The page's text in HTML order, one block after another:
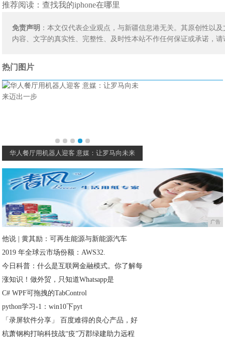
推荐阅读：查找我的iphone在哪里
免责声明 ：本文仅代表企业观点，与新疆信息港无关。其原创性以
内容、文字的真实性、完整性、及时性本站不作任何保证或承诺，
热门图片
华人餐厅用机器人迎客 意媒：让罗马向未来
广告
他说 | 黄其励：可再生能源与新能源汽车
2019 年全球云市场份额：AWS32.
今日科普：什么是互联网金融模式。你了解每
涨知识！做外贸，只知道Whatsapp是
C# WPF可拖拽的TabControl
python学习-1：win10下pyt
「录屏软件分享」 百度难得的良心产品，好
杭萧钢构打响科技战“疫”万郡绿建助力远程